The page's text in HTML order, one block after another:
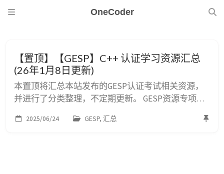
OneCoder
【置顶】【GESP】C++ 认证学习资源汇总
(26年1月8日更新)
本置顶将汇总本站发布的GESP认证考试相关资源，
并进行了分类整理，不定期更新。 GESP资源专项
所有源代码详见C++ 学习项目:yummy-
2025/06/24 GESP, 汇总